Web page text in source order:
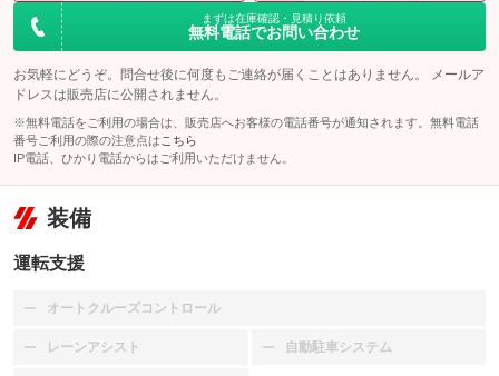
まずは在庫確認・見積り依頼
無料電話でお問い合わせ
お気軽にどうぞ。問合せ後に何度もご連絡が届くことはありません。 メールア
ドレスは販売店に公開されません。
※無料電話をご利用の場合は、販売店へお客様の電話番号が通知されます。無料電話
番号ご利用の際の注意点は こちら
IP電話、ひかり電話からはご利用いただけません。
装備
運転支援
オートクルーズコントロール
：装備なし
レーンアシスト
：装備なし 自動駐車システム
：装備なし